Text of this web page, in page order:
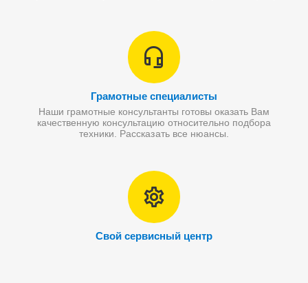
Грамотные специалисты
Наши грамотные консультанты готовы оказать Вам
качественную консультацию относительно подбора
техники. Рассказать все нюансы.
Свой сервисный центр